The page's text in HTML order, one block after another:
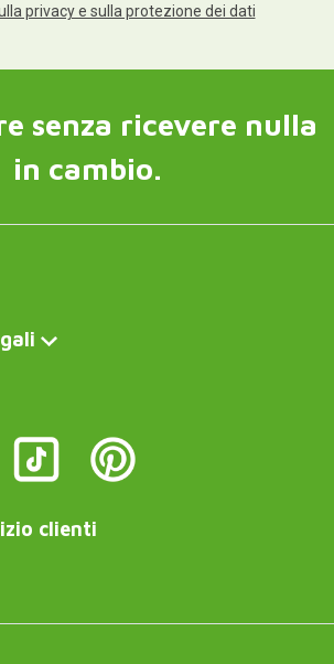
privacy e sulla protezione dei dati
senza ricevere nulla
in cambio.
clienti